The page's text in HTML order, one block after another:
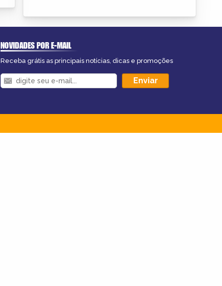
NOVIDADES POR E-MAIL
Receba grátis as principais notícias, dicas e promoções